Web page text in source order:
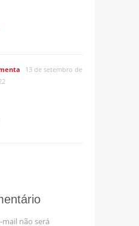
13 de setembro de
mail não será